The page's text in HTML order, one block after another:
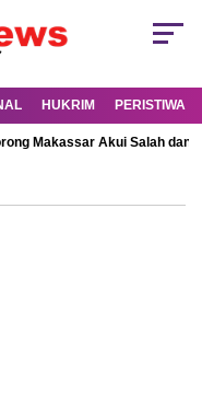
HUKRIM PERISTIWA
Makassar Akui Salah dan